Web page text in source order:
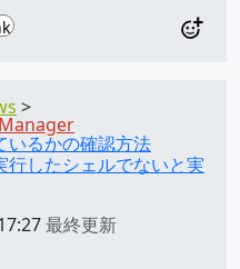
るかの確認方法
行したシェルでないと実
最終更新